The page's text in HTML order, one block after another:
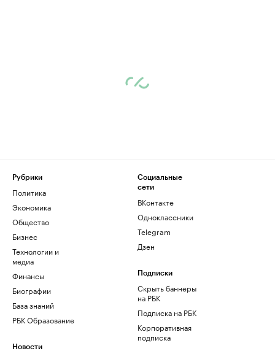
Рубрики
Политика
Экономика
Общество
Бизнес
Технологии и
медиа
Финансы
Биографии
База знаний
РБК Образование
Новости
Социальные
сети
ВКонтакте
Одноклассники
Telegram
Дзен
Подписки
Скрыть баннеры
на РБК
Подписка на РБК
Корпоративная
подписка